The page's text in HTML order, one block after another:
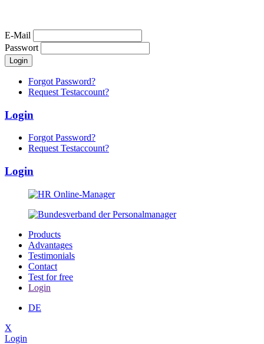
E-Mail
Passwort
Forgot Password?
Request Testaccount?
Login
Forgot Password?
Request Testaccount?
Login
Products
Advantages
Testimonials
Contact
Test for free
Login
DE
X
Login